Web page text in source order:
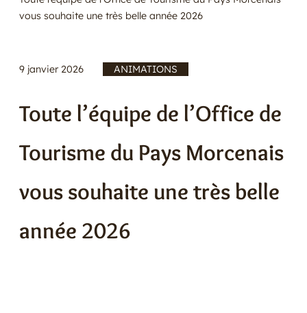
E
vous souhaite une très belle année 2026
9 janvier 2026 ANIMATIONS
Toute l’équipe de l’Office de
Tourisme du Pays Morcenais
vous souhaite une très belle
année 2026